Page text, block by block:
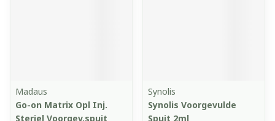
Madaus
Go-on Matrix Opl Inj.
Steriel Voorgev.spuit
Synolis
Synolis Voorgevulde
Spuit 2ml